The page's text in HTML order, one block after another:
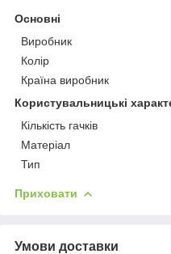
Основні
Виробник
Колір
Країна виробник
Користувальницькі
Кількість гачків
Матеріал
Тип
Приховати
Умови доставки